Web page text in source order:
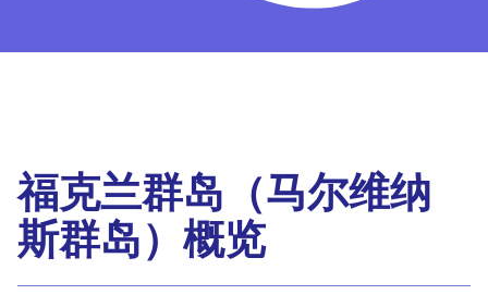
福克兰群岛（马尔维纳
斯群岛）概览